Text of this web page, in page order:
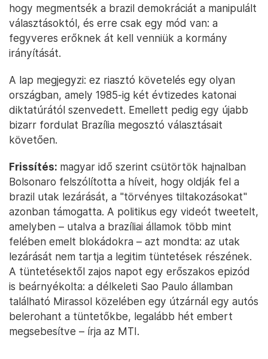
hogy megmentsék a brazil demokráciát a manipulált
választásoktól, és erre csak egy mód van: a
fegyveres erőknek át kell venniük a kormány
irányítását.
A lap megjegyzi: ez riasztó követelés egy olyan
országban, amely 1985-ig két évtizedes katonai
diktatúrától szenvedett. Emellett pedig egy újabb
bizarr fordulat Brazília megosztó választásait
követően.
Frissítés: magyar idő szerint csütörtök hajnalban
Bolsonaro felszólította a híveit, hogy oldják fel a
brazil utak lezárását, a "törvényes tiltakozásokat"
azonban támogatta. A politikus egy videót tweetelt,
amelyben – utalva a brazíliai államok több mint
felében emelt blokádokra – azt mondta: az utak
lezárását nem tartja a legitim tüntetések részének.
A tüntetésektől zajos napot egy erőszakos epizód
is beárnyékolta: a délkeleti Sao Paulo államban
található Mirassol közelében egy útzárnál egy autós
belerohant a tüntetőkbe, legalább hét embert
megsebesítve – írja az MTI.